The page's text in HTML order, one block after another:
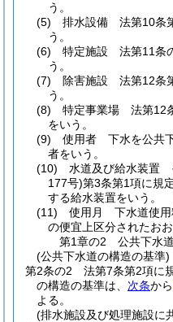
う。
(5)
排水設備 法第10条
う。
(6)
特定施設 法第11条
う。
(7)
除害施設 法第12条
う。
(8)
特定事業場 法第12
をいう。
(9)
使用者 下水を公共
者をいう。
(10)
水道及び給水装置
177号)第3条第1項に規
する給水装置をいう。
(11)
使用月 下水道使用
の便宜上区分されたお
第1章の2
公共下水
(公共下水道の構造の基準)
第2条の2
法第7条第2項に
の構造の基準は、 次条から
よる。
(排水施設及び処理施設に